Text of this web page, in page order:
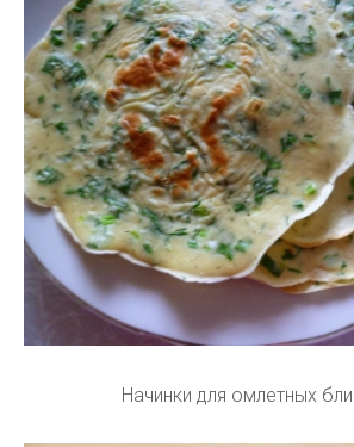
Начинки для омлетных